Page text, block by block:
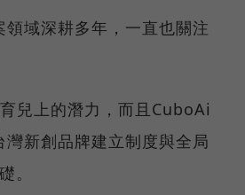
域深耕多年，一直也關注
兒上的潛力，而且CuboAi
新創品牌建立制度與全局
。